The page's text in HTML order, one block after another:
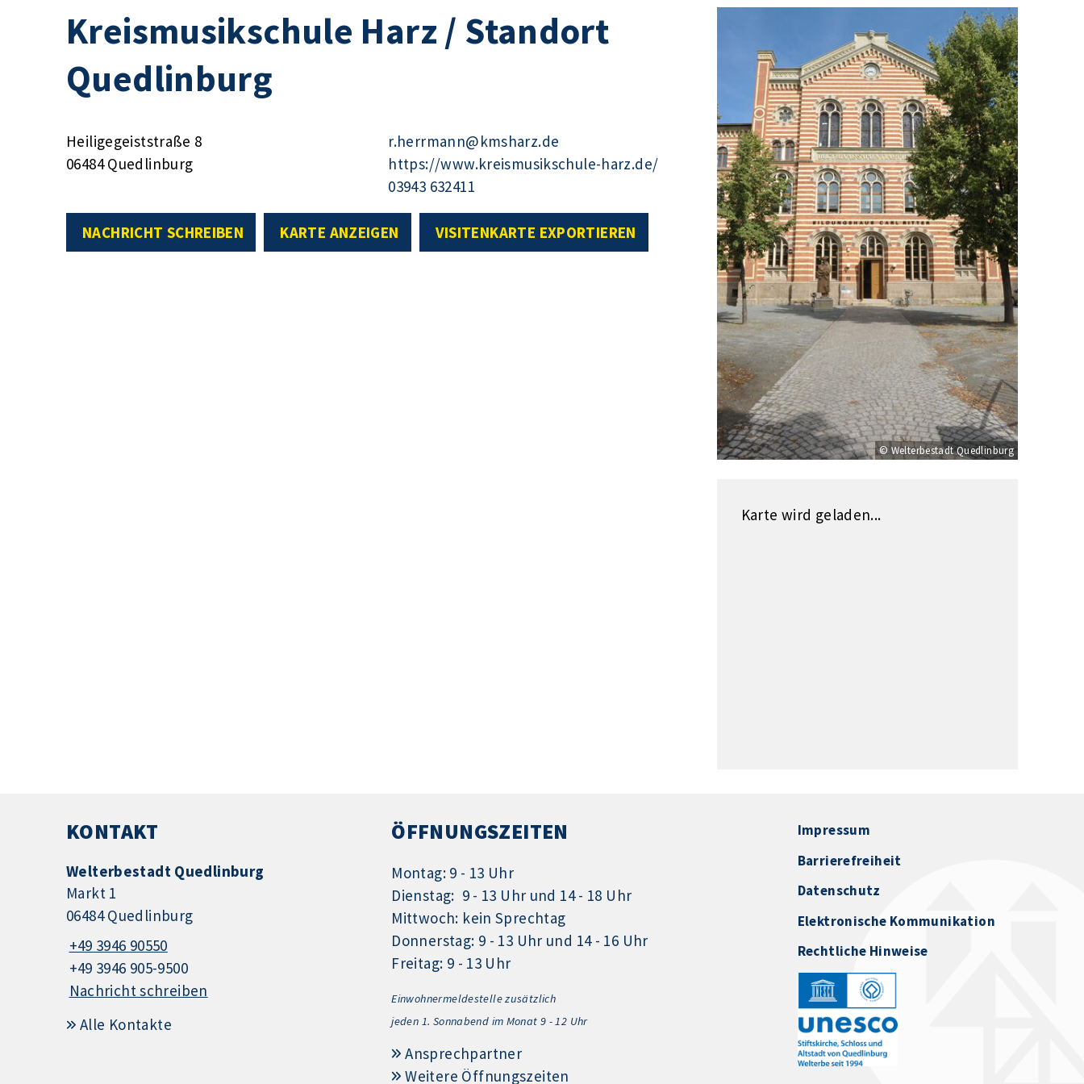
Kreismusikschule Harz / Standort
Quedlinburg
Heiligegeiststraße 8
06484 Quedlinburg
r.herrmann@kmsharz.de
https://www.kreismusikschule-harz.de/
03943 632411
NACHRICHT SCHREIBEN KARTE ANZEIGEN VISITENKARTE EXPORTIEREN
© Welterbestadt Quedlinburg
Karte wird geladen...
KONTAKT
Welterbestadt Quedlinburg
Markt 1
06484 Quedlinburg
+49 3946 90550
+49 3946 905-9500
Nachricht schreiben
Alle Kontakte
ÖFFNUNGSZEITEN
Montag: 9 - 13 Uhr
Dienstag: 9 - 13 Uhr und 14 - 18 Uhr
Mittwoch: kein Sprechtag
Donnerstag: 9 - 13 Uhr und 14 - 16 Uhr
Freitag: 9 - 13 Uhr
Einwohnermeldestelle zusätzlich
jeden 1. Sonnabend im Monat 9 - 12 Uhr
Ansprechpartner
Weitere Öffnungszeiten
Impressum
Barrierefreiheit
Datenschutz
Elektronische Kommunikation
Rechtliche Hinweise